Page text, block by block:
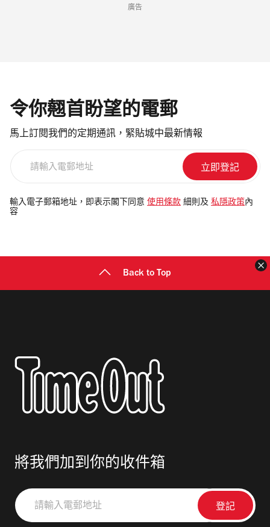
廣告
令你翹首盼望的電郵
馬上訂閱我們的定期通訊，緊貼城中最新情報
電
郵
輸入電子郵箱地址，即表示閣下同意 使用條款 細則及 私隱政策 內
容
Back to Top
將我們加到你的收件箱
請
輸